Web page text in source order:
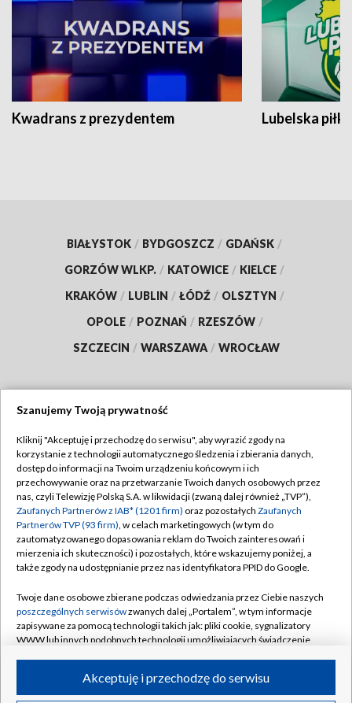
Kwadrans z prezydentem Lubelska piłka
BIAŁYSTOK / BYDGOSZCZ / GDAŃSK /
GORZÓW WLKP. / KATOWICE / KIELCE /
KRAKÓW / LUBLIN / ŁÓDŹ / OLSZTYN /
OPOLE / POZNAŃ / RZESZÓW /
SZCZECIN / WARSZAWA / WROCŁAW
TVP
Abonament TVP
Emisja w TVP
Centrum informacji TVP
Naziemna Telewizja Cyfrowa
Rada Programowa
System NOS
Informacje o nadawcy
Program dla prasy
Regulamin TVP
Polityka prywatności
Moje zgody
Pomoc
Kontakt
Kanały
Szanujemy Twoją prywatność
Kliknij "Akceptuję i przechodzę do serwisu", aby wyrazić zgody na
korzystanie z technologii automatycznego śledzenia i zbierania danych,
dostęp do informacji na Twoim urządzeniu końcowym i ich
przechowywanie oraz na przetwarzanie Twoich danych osobowych przez
nas, czyli Telewizję Polską S.A. w likwidacji (zwaną dalej również „TVP”),
Zaufanych Partnerów z IAB* (1201 firm) oraz pozostałych Zaufanych
Partnerów TVP (93 firm), w celach marketingowych (w tym do
zautomatyzowanego dopasowania reklam do Twoich zainteresowań i
mierzenia ich skuteczności) i pozostałych, które wskazujemy poniżej, a
także zgody na udostępnianie przez nas identyfikatora PPID do Google.
Twoje dane osobowe zbierane podczas odwiedzania przez Ciebie naszych
poszczególnych serwisówzwanych dalej „Portalem”, w tym informacje
zapisywane za pomocą technologii takich jak: pliki cookie, sygnalizatory
WWW lub innych podobnych technologii umożliwiających świadczenie
ruchu w Internecie.Akceptuję i przechodzę do serwisu